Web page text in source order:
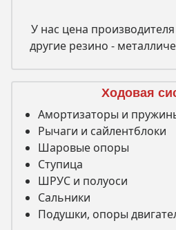
У нас цена
другие резино -
Ходовая
Амортизаторы и
Рычаги и сайлентблоки
Шаровые опоры
Ступица
ШРУС и полуоси
Сальники
Подушки, опоры